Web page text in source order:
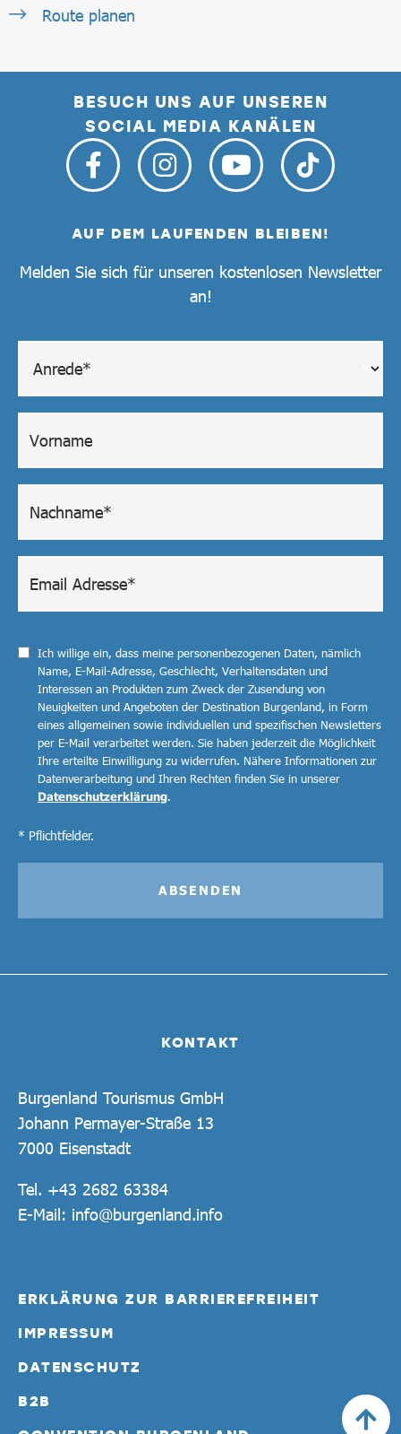
Route planen
BESUCH UNS AUF UNSEREN
SOCIAL MEDIA KANÄLEN
KONTAKT
Burgenland Tourismus GmbH
Johann Permayer-Straße 13
7000 Eisenstadt
Tel. +43 2682 63384
E-Mail: info@burgenland.info
ERKLÄRUNG ZUR BARRIEREFREIHEIT
IMPRESSUM
DATENSCHUTZ
B2B
AUF DEM LAUFENDEN BLEIBEN!
Melden Sie sich für unseren kostenlosen Newsletter
an!
Ich willige ein, dass meine personenbezogenen Daten, nämlich
Name, E-Mail-Adresse, Geschlecht, Verhaltensdaten und
Interessen an Produkten zum Zweck der Zusendung von
Neuigkeiten und Angeboten der Destination Burgenland, in Form
eines allgemeinen sowie individuellen und spezifischen Newsletters
per E-Mail verarbeitet werden. Sie haben jederzeit die Möglichkeit
Ihre erteilte Einwilligung zu widerrufen. Nähere Informationen zur
Datenverarbeitung und Ihren Rechten finden Sie in unserer
Datenschutzerklärung.
* Pflichtfelder.
ABSENDEN